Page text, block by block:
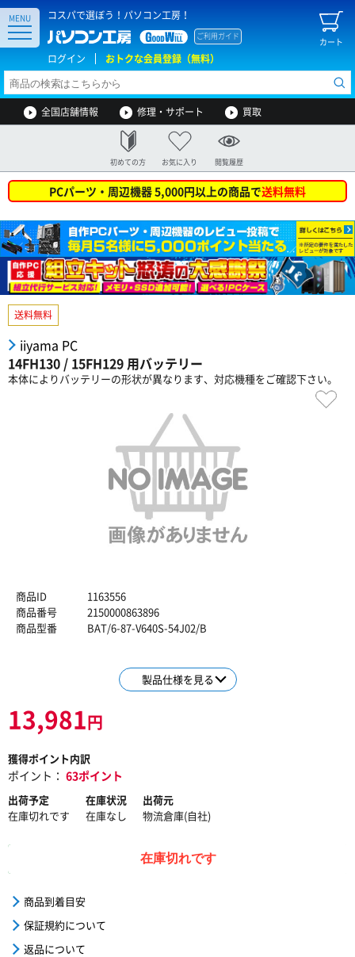
コスパで選ぼう！パソコン工房！
カート
ご利用ガイド
ログイン おトクな会員登録（無料）
MENU
全国店舗情報 修理・サポート 買取
初めての方 お気に入り 閲覧履歴
PCパーツ・周辺機器 5,000円以上の商品で送料無料
送料無料
iiyama PC
14FH130 / 15FH129 用バッテリー
本体によりバッテリーの形状が異なります、対応機種をご確認下さい。
商品ID
1163556
商品番号
2150000863896
商品型番
BAT/6-87-V640S-54J02/B
製品仕様を見る
13,981円
獲得ポイント内訳
ポイント： 63ポイント
出荷予定
在庫切れです
在庫状況
在庫なし
出荷元
物流倉庫(自社)
在庫切れです
商品到着目安
保証規約について
返品について